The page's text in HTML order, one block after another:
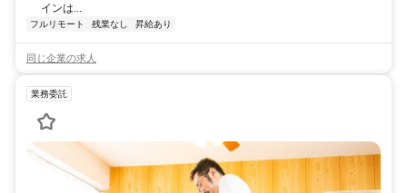
インは...
フルリモート 残業なし 昇給あり
同じ企業の求人
業務委託